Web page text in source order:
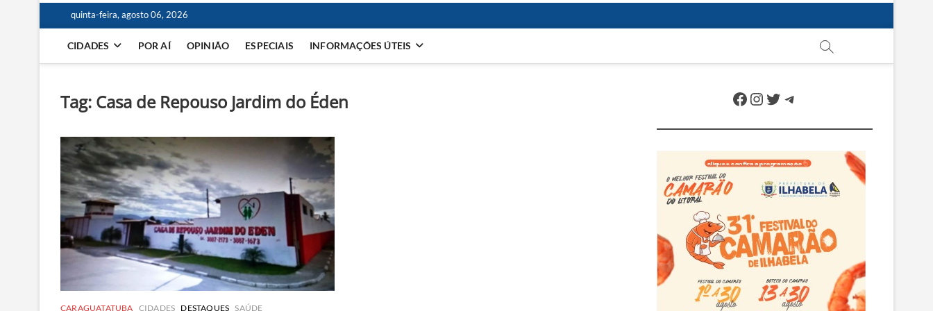
quinta-feira, agosto 06, 2026
CIDADES POR AÍ OPINIÃO ESPECIAIS INFORMAÇÕES ÚTEIS
Tag: Casa de Repouso Jardim do Éden
CARAGUATATUBA CIDADES DESTAQUES SAÚDE
Facebook
Instagram
Twitter
Telegram